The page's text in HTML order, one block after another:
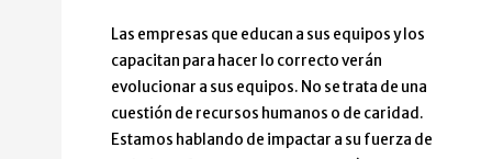
Las empresas que educan a sus equipos y los
capacitan para hacer lo correcto verán
evolucionar a sus equipos. No se trata de una
cuestión de recursos humanos o de caridad.
Estamos hablando de impactar a su fuerza de